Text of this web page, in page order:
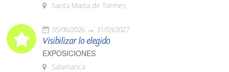
Santa Marta de Tormes
05/06/2026 31/03/2027
Visibilizar lo elegido
EXPOSICIONES
Salamanca